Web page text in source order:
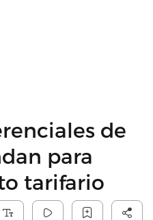
de
para
tarifario